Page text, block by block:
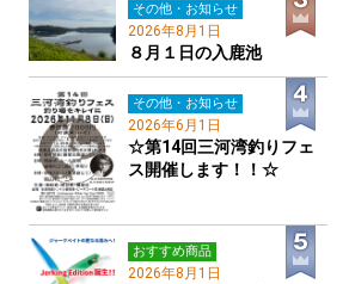
その他・お知らせ
2026年8月1日
８月１日の入鹿池
その他・お知らせ
2026年6月1日
☆第14回三河湾釣りフェ
ス開催します！！☆
おすすめ商品
2026年8月1日